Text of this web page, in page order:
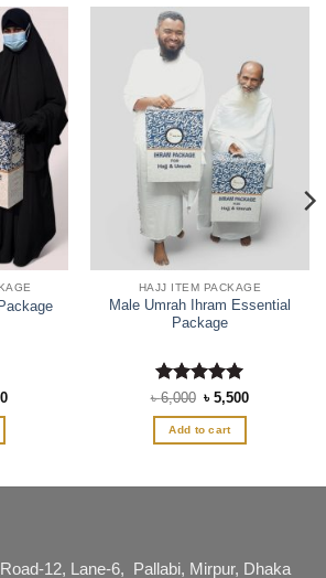
Current
HAJJ ITEM PACKAGE
Male Umrah Ihram Essential
Package
Rated5
out of 5
৳6,000 Original
price
was:
৳ 6,000.
৳5,500Current
Add to cart
12, Lane-6, Pallabi, Mirpur, Dhaka